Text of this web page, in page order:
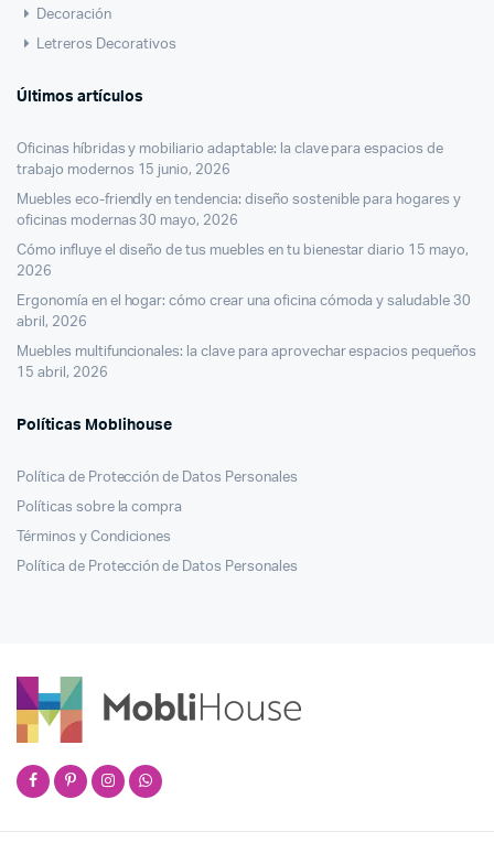
Decoración
Letreros Decorativos
Últimos artículos
Oficinas híbridas y mobiliario adaptable: la clave para espacios de
trabajo modernos 15 junio, 2026
Muebles eco-friendly en tendencia: diseño sostenible para hogares y
oficinas modernas 30 mayo, 2026
Cómo influye el diseño de tus muebles en tu bienestar diario 15 mayo,
2026
Ergonomía en el hogar: cómo crear una oficina cómoda y saludable 30
abril, 2026
Muebles multifuncionales: la clave para aprovechar espacios pequeños
15 abril, 2026
Políticas Moblihouse
Política de Protección de Datos Personales
Políticas sobre la compra
Términos y Condiciones
Política de Protección de Datos Personales